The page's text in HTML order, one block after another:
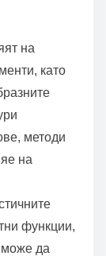
на
като
методи
на
функции,
може да